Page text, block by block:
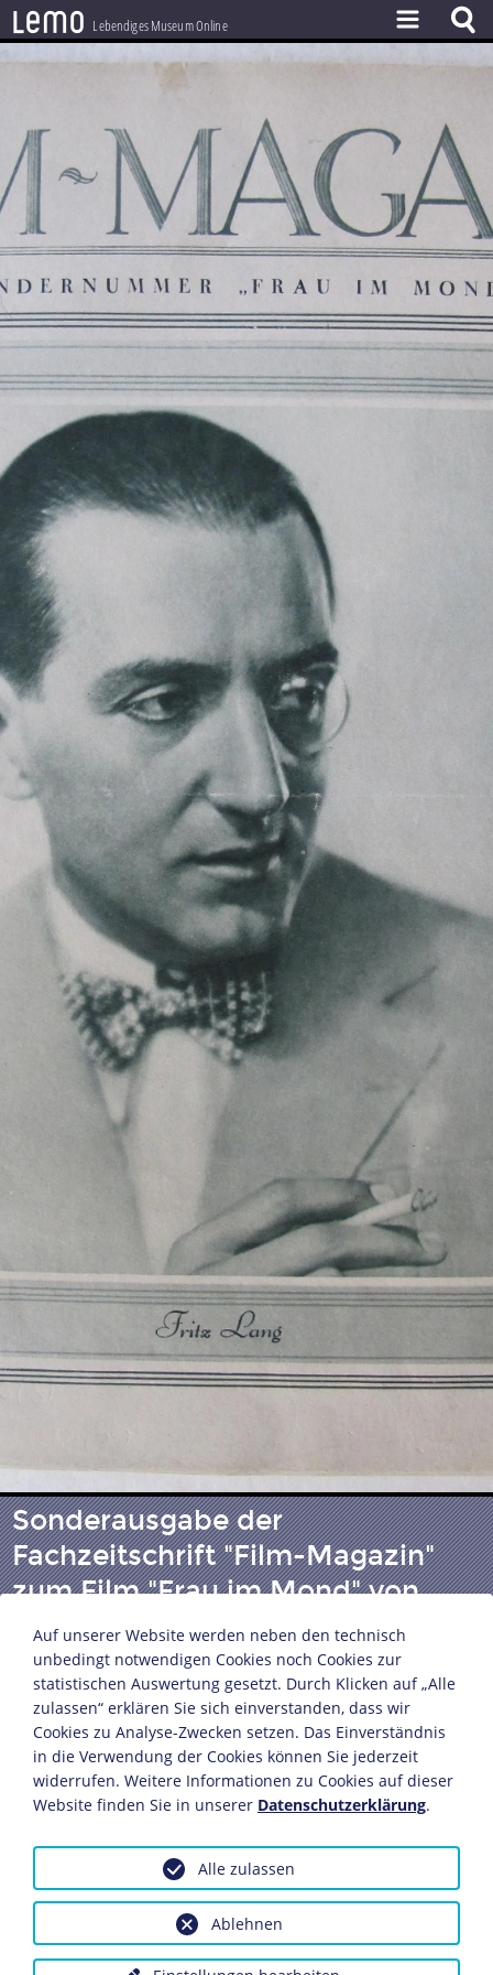
lemo Lebendiges Museum Online
ZEITSTRAHL
ZEITZEUGEN
BESTAND
LERNEN
PROJEKT
Sonderausgabe der
Fachzeitschrift "Film-Magazin"
zum Film "Frau im Mond" von
Fritz Lang
Herausgeber: Verlag Illustrierte Filmwoche GmbH
Berlin, um 1930
Bildnachweis: Deutsches Historisches Museum,
Berlin
Inv.-Nr.: Do2 95/3732
Dieses Objekt ist eingebunden in folgende LeMO-Seite:
Biografie Fritz Lang
Anfragen wegen Bildvorlagen bitte unter Angabe des
Auf unserer Website werden neben den technisch
unbedingt notwendigen Cookies noch Cookies zur
statistischen Auswertung gesetzt. Durch Klicken auf „Alle
zulassen“ erklären Sie sich einverstanden, dass wir
Cookies zu Analyse-Zwecken setzen. Das Einverständnis
in die Verwendung der Cookies können Sie jederzeit
widerrufen. Weitere Informationen zu Cookies auf dieser
Website finden Sie in unserer Datenschutzerklärung.
Ablehnen
Alle zulassen